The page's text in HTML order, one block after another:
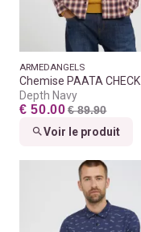
ARMEDANGELS
Chemise PAATA CHECK
Depth Navy
€ 50.00 € 89.90
Voir le produit